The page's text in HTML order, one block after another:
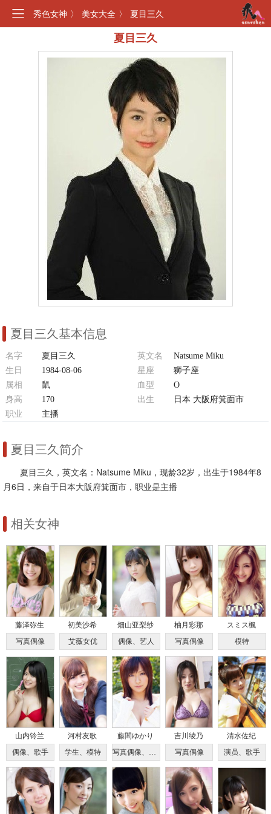
秀色女神 〉 美女大全 〉 夏目三久
夏目三久
夏目三久基本信息
名字 夏目三久 英文名
Natsume Miku
生日
1984-08-06 星座
狮子座
属相
鼠 血型
O
身高
170 出生
日本 大阪府箕面市
职业
主播
夏目三久简介
夏目三久，英文名：Natsume Miku，现龄32岁，出生于1984年8
月6日，来自于日本大阪府箕面市，职业是主播
相关女神
藤泽弥生
写真偶像
初美沙希
艾薇女优
畑山亚梨纱
偶像、艺人
柚月彩那
写真偶像
スミス楓
模特
山内铃兰
偶像、歌手
河村友歌
学生、模特
藤間ゆかり
写真偶像、艾薇女优
吉川绫乃
写真偶像
清水佐纪
演员、歌手